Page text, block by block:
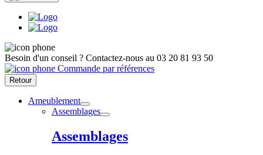
Besoin d'un conseil ? Contactez-nous au 03 20 81 93 50
Commande par références
Retour
Ameublement
Assemblages
Assemblages